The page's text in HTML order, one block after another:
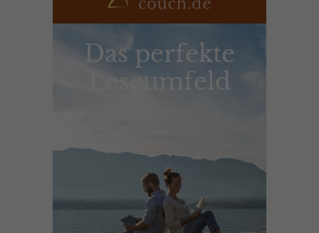
Das perfekte
Leseumfeld